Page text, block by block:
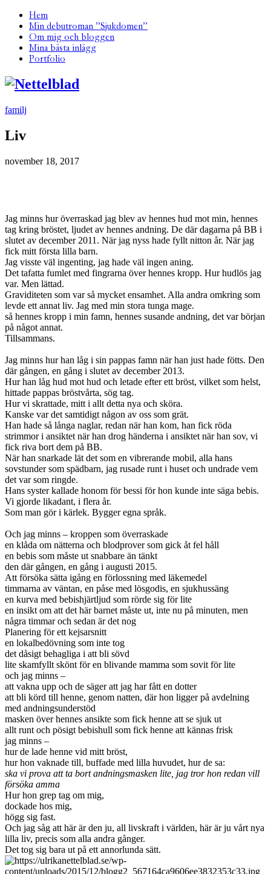
Hem
Min debutroman ”Sjukdomen”
Om mig och bloggen
Mina bästa inlägg
Portfolio
familj
Liv
november 18, 2017
Jag minns hur överraskad jag blev av hennes hud mot min, hennes
tag kring bröstet, ljudet av hennes andning. De där dagarna på BB i
slutet av december 2011. När jag nyss hade fyllt nitton år. När jag
fick mitt första lilla barn.
Jag visste väl ingenting, jag hade väl ingen aning.
Det tafatta fumlet med fingrarna över hennes kropp. Hur hudlös jag
var. Men lättad.
Graviditeten som var så mycket ensamhet. Alla andra omkring som
levde ett annat liv. Jag med min stora tunga mage.
så hennes kropp i min famn, hennes susande andning, det var början
på något annat.
Tillsammans.
Jag minns hur han låg i sin pappas famn när han just hade fötts. Den
där gången, en gång i slutet av december 2013.
Hur han låg hud mot hud och letade efter ett bröst, vilket som helst,
hittade pappas bröstvårta, sög tag.
Hur vi skrattade, mitt i allt detta nya och sköra.
Kanske var det samtidigt någon av oss som grät.
Han hade så långa naglar, redan när han kom, han fick röda
strimmor i ansiktet när han drog händerna i ansiktet när han sov, vi
fick riva bort dem på BB.
När han snarkade lät det som en vibrerande mobil, alla hans
sovstunder som spädbarn, jag rusade runt i huset och undrade vem
det var som ringde.
Hans syster kallade honom för bessi för hon kunde inte säga bebis.
Vi gjorde likadant, i flera år.
Som man gör i kärlek. Bygger egna språk.
Och jag minns – kroppen som överraskade
en klåda om nätterna och blodprover som gick åt fel håll
en bebis som måste ut snabbare än tänkt
den där gången, en gång i augusti 2015.
Att försöka sätta igång en förlossning med läkemedel
timmarna av väntan, en påse med lösgodis, en sjukhussäng
en kurva med bebishjärtljud som rörde sig för lite
en insikt om att det här barnet måste ut, inte nu på minuten, men
några timmar och sedan är det nog
Planering för ett kejsarsnitt
en lokalbedövning som inte tog
det dåsigt behagliga i att bli sövd
lite skamfyllt skönt för en blivande mamma som sovit för lite
och jag minns –
att vakna upp och de säger att jag har fått en dotter
att bli körd till henne, genom natten, där hon ligger på avdelning
med andningsunderstöd
masken över hennes ansikte som fick henne att se sjuk ut
allt runt och pösigt bebishull som fick henne att kännas frisk
jag minns –
hur de lade henne vid mitt bröst,
hur hon vaknade till, buffade med lilla huvudet, hur de sa:
ska vi prova att ta bort andningsmasken lite, jag tror hon redan vill
försöka amma
Hur hon grep tag om mig,
dockade hos mig,
högg sig fast.
Och jag såg att här är den ju, all livskraft i världen, här är ju vårt nya
lilla liv, precis som alla andra gånger.
Det tog sig bara ut på ett annorlunda sätt.